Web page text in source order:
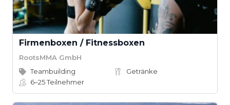
Firmenboxen / Fitnessboxen
RootsMMA GmbH
Teambuilding
Getränke
6–25Teilnehmer